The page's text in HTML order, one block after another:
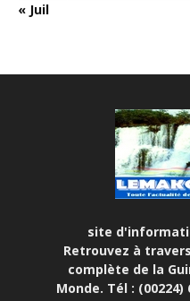
« Juil
site
Retrouvez à
complète de la
Monde. Tél : (00224)